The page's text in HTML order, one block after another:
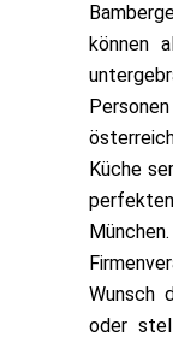
können
Küche
Wunsch
oder